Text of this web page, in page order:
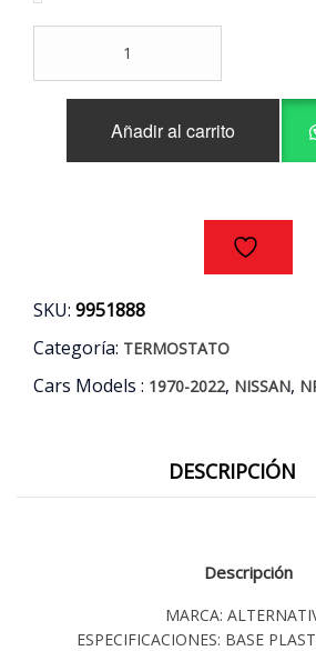
NISSAN
NP300
Añadir al carrito
SKU: 9951888
Categoría: TERMOSTATO
Cars Models : 1970-2022, NISSAN,
DESCRIPCIÓN
Descripción
MARCA:
ESPECIFICACIONES: BASE